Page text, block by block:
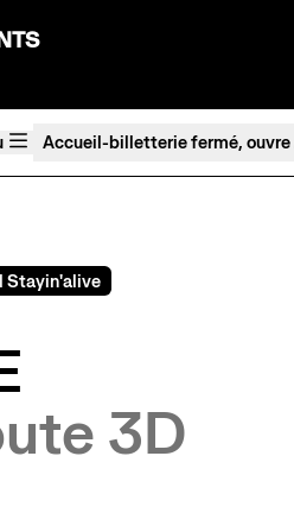
Accueil-billetterie fermé, ouvre
Stayin'alive
3D
précédentes